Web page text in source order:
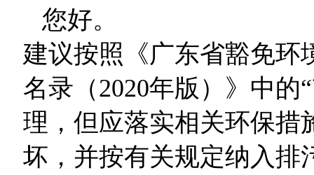
您好。
建议按照《广东省豁免环
名录（2020年版）》中的
理，但应落实相关环保措
坏，并按有关规定纳入排